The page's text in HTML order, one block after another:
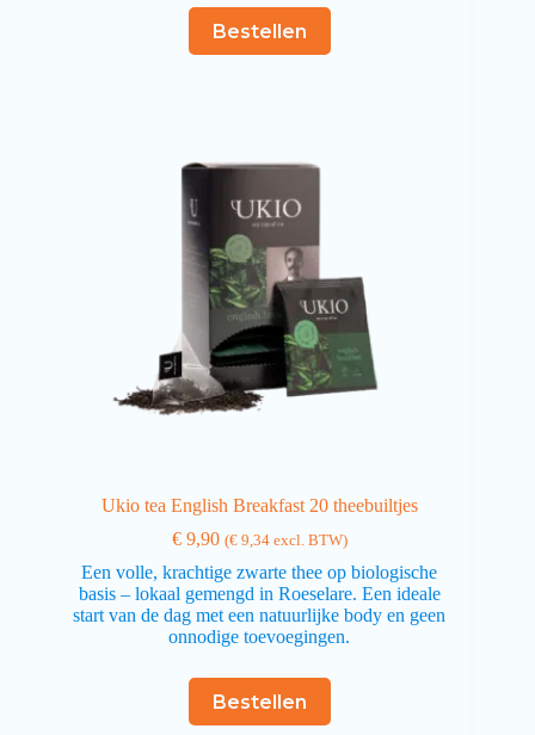
Bestellen
Ukio tea English Breakfast 20 theebuiltjes
€9,90 (€9,34excl. BTW)
Een volle, krachtige zwarte thee op biologische
basis – lokaal gemengd in Roeselare. Een ideale
start van de dag met een natuurlijke body en geen
onnodige toevoegingen.
Bestellen